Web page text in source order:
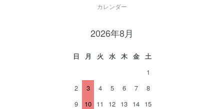
カレンダー
2026年8月
日 月 火 水 木 金
土
1
2
3 4 5 6 7
8
9
10 11 12 13 14 15